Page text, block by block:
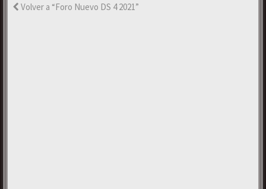
Volver a “Foro Nuevo DS 4 2021”